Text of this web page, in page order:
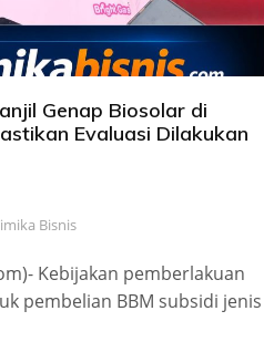
Genap Biosolar di
Evaluasi Dilakukan
Bisnis
Kebijakan pemberlakuan
pembelian BBM subsidi jenis